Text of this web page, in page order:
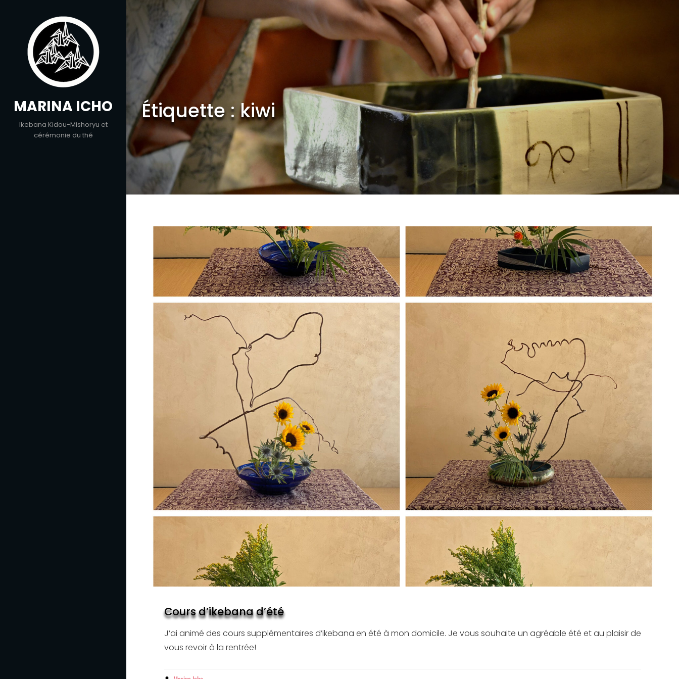
content
MARINA ICHO
Ikebana Kidou-Mishoryu et
cérémonie du thé
Étiquette :kiwi
Cours d’ikebana d’été
J’ai animé des cours supplémentaires d’ikebana en été à mon domicile. Je vous souhaite un agréable été et au plaisir de
vous revoir à la rentrée!